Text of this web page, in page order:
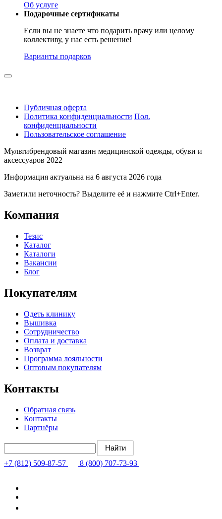
Об услуге
Подарочные сертификаты
Если вы не знаете что подарить врачу или целому
коллективу, у нас есть решение!
Варианты подарков
Публичная оферта
Политика конфиденциальности Пол.
конфиденциальности
Пользовательское соглашение
Мультибрендовый магазин медицинской одежды, обуви и
аксессуаров 2022
Информация актуальна на 6 августа 2026 года
Заметили неточность? Выделите её и нажмите Ctrl+Enter.
Компания
Тезис
Каталог
Каталоги
Вакансии
Блог
Покупателям
Одеть клинику
Вышивка
Сотрудничество
Оплата и доставка
Возврат
Программа лояльности
Оптовым покупателям
Контакты
Обратная связь
Контакты
Партнёры
+7 (812) 509-87-57 8 (800) 707-73-93